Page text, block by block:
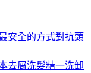
安全的方式對抗頭
去屑洗髮精一洗卸